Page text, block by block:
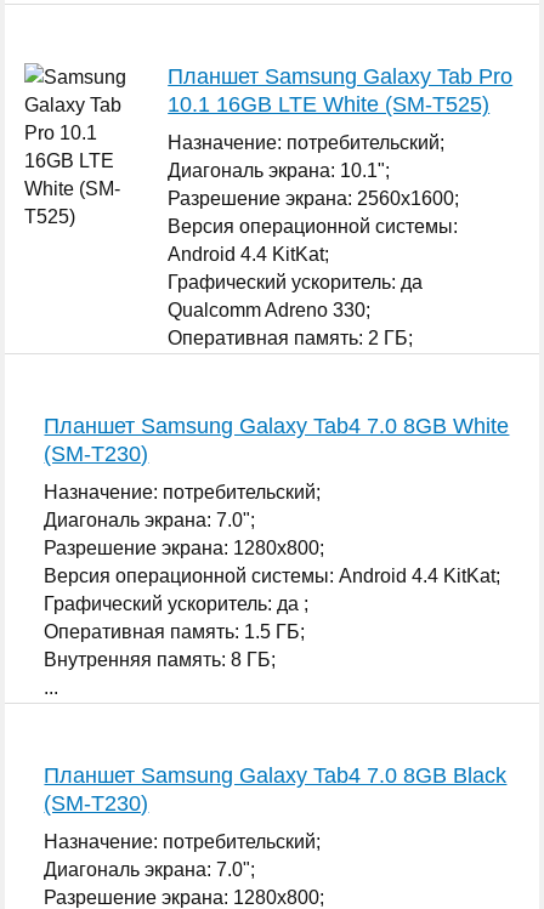
Планшет Samsung Galaxy Tab Pro
10.1 16GB LTE White (SM-T525)
Назначение: потребительский;
Диагональ экрана: 10.1";
Разрешение экрана: 2560x1600;
Версия операционной системы:
Android 4.4 KitKat;
Графический ускоритель: да
Qualcomm Adreno 330;
Оперативная память: 2 ГБ;
Планшет Samsung Galaxy Tab4 7.0 8GB White
(SM-T230)
Назначение: потребительский;
Диагональ экрана: 7.0";
Разрешение экрана: 1280x800;
Версия операционной системы: Android 4.4 KitKat;
Графический ускоритель: да ;
Оперативная память: 1.5 ГБ;
Внутренняя память: 8 ГБ;
...
Планшет Samsung Galaxy Tab4 7.0 8GB Black
(SM-T230)
Назначение: потребительский;
Диагональ экрана: 7.0";
Разрешение экрана: 1280x800;